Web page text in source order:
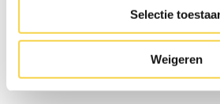
Selectie
Weigeren
en gierzwaluwen. Ze wonen
gevelbetimmering of onder
Omgevingswet mag je hun
beschadigen/vernietigen, of